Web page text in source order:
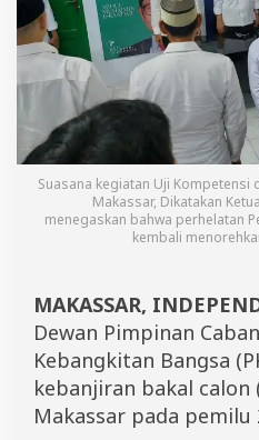
a
b
u
P
K
B
,
A
z
h
a
r
s
a
M
i
Suasana kegiatan Uji Kompetensi
Makassar, Dikatakan
menegaskan bahwa perhelatan
kembali
MAKASSAR,
Dewan Pimpinan
Kebangkitan Bangsa
kebanjiran bakal calon
Makassar pada pemilu